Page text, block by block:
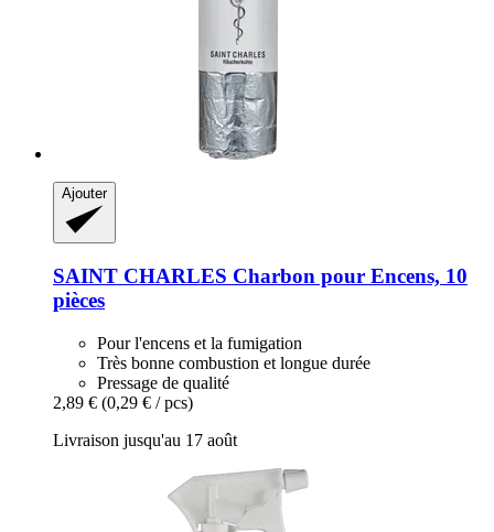
Ajouter
SAINT CHARLES Charbon pour Encens, 10
pièces
Pour l'encens et la fumigation
Très bonne combustion et longue durée
Pressage de qualité
2,89 € (0,29 € / pcs)
Livraison jusqu'au 17 août